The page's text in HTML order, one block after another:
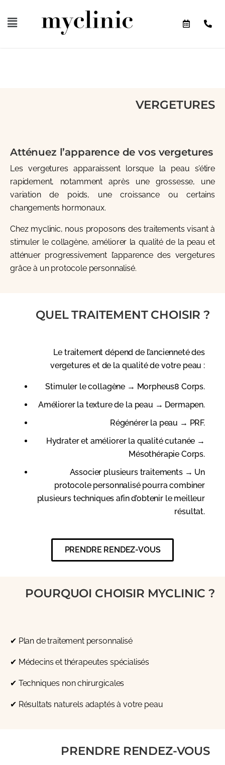
VERGETURES
Atténuez l’apparence de vos vergetures
Les vergetures apparaissent lorsque la peau s’étire
rapidement, notamment après une grossesse, une
variation de poids, une croissance ou certains
changements hormonaux.
Chez myclinic, nous proposons des traitements visant à
stimuler le collagène, améliorer la qualité de la peau et
atténuer progressivement l’apparence des vergetures
grâce à un protocole personnalisé.
QUEL TRAITEMENT CHOISIR ?
Le traitement dépend de l’ancienneté des
vergetures et de la qualité de votre peau :
Stimuler le collagène → Morpheus8 Corps.
Améliorer la texture de la peau → Dermapen.
Régénérer la peau → PRF.
Hydrater et améliorer la qualité cutanée →
Mésothérapie Corps.
Associer plusieurs traitements→ Un
protocole personnalisé pourra combiner
plusieurs techniques afin d’obtenir le meilleur
résultat.
PRENDRE RENDEZ-VOUS
POURQUOI CHOISIR MYCLINIC ?
✔ Plan de traitement personnalisé
✔ Médecins et thérapeutes spécialisés
✔ Techniques non chirurgicales
✔ Résultats naturels adaptés à votre peau
PRENDRE RENDEZ-VOUS